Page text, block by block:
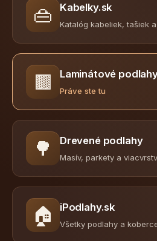
👜 Kabelky.sk
Katalóg kabeliek, tašiek
🟫 Laminátové
Práve ste tu
🌳 Drevené podlahy
Masív, parkety a
🏠 iPodlahy.sk
Všetky podlahy a